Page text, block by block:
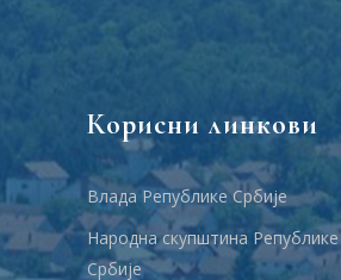
Корисни линкови
Влада Републике Србије
Народна скупштина Републике
Србије